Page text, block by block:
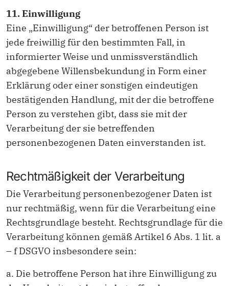
11. Einwilligung
Eine „Einwilligung“ der betroffenen Person ist
jede freiwillig für den bestimmten Fall, in
informierter Weise und unmissverständlich
abgegebene Willensbekundung in Form einer
Erklärung oder einer sonstigen eindeutigen
bestätigenden Handlung, mit der die betroffene
Person zu verstehen gibt, dass sie mit der
Verarbeitung der sie betreffenden
personenbezogenen Daten einverstanden ist.
Rechtmäßigkeit der Verarbeitung
Die Verarbeitung personenbezogener Daten ist
nur rechtmäßig, wenn für die Verarbeitung eine
Rechtsgrundlage besteht. Rechtsgrundlage für die
Verarbeitung können gemäß Artikel 6 Abs. 1 lit. a
– f DSGVO insbesondere sein:
a. Die betroffene Person hat ihre Einwilligung zu